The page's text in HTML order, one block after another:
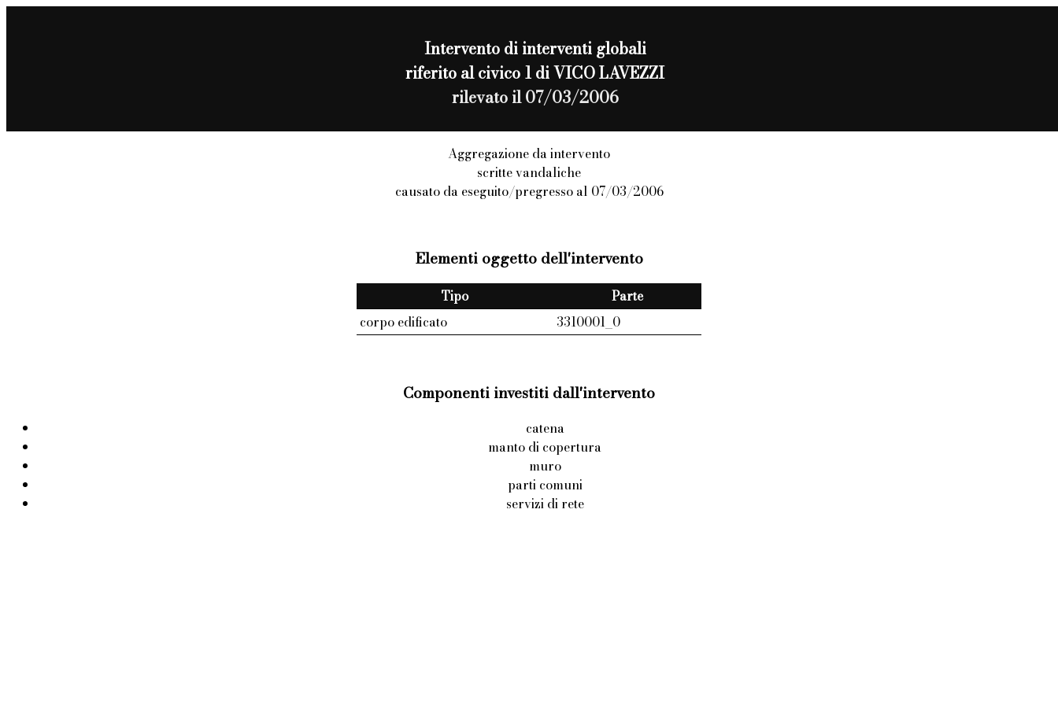
Intervento diinterventi globali
riferito al civico 1 di VICO LAVEZZI
rilevato il 07/03/2006
Aggregazione da intervento
scritte vandaliche
causato da eseguito/pregresso al 07/03/2006
Elementi oggetto dell'intervento
Tipo
Parte
corpo edificato
3310001_0
Componenti investiti dall'intervento
catena
manto di copertura
muro
parti comuni
servizi di rete